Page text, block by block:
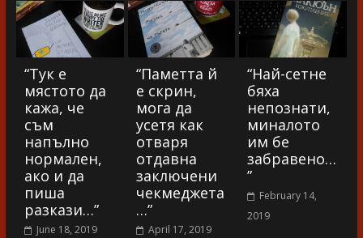
“Тук е
мястото да
кажа, че
съм
напълно
нормален,
ако и да
пиша
разкази…”
June 18, 2019
“Паметта й
е скрин,
мога да
усетя как
отваря
отдавна
заключени
чекмеджета
…”
April 17, 2019
“Най-сетне
бяха
непознати,
миналото
им бе
забравено…
”
February 14,
2019